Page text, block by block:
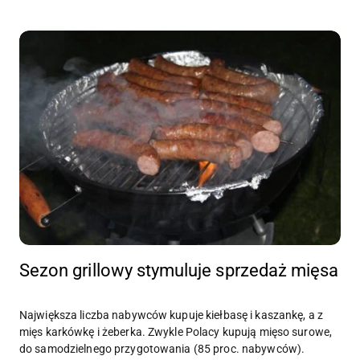
Sezon grillowy stymuluje sprzedaż mięsa
Największa liczba nabywców kupuje kiełbasę i kaszankę, a z
mięs karkówkę i żeberka. Zwykle Polacy kupują mięso surowe,
do samodzielnego przygotowania (85 proc. nabywców).